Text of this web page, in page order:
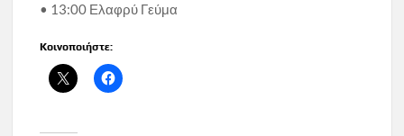
• 13:00 Ελαφρύ Γεύμα
Κοινοποιήστε: